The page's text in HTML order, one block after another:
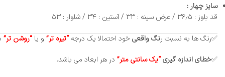
سایز چهار :
قد بلوز : ۳۶٫۵ / عرض سینه : ۳۳ / آستین : ۳۴ / شلوار : ۵۳
✅رنگ ها به نسبت رنگ واقعیخود احتمالا یک درجه“تیره تر” و یا“روشن تر”
✅خطایاندازه گیری“یک سانتی متر” در هر ابعاد می باشد.